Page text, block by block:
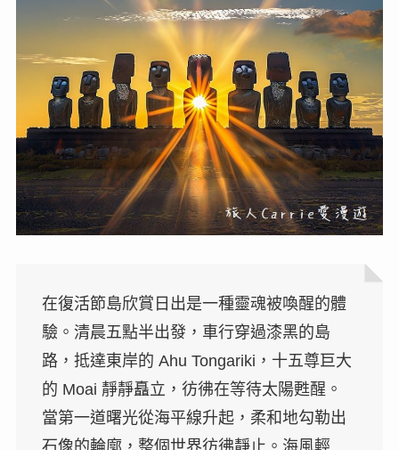
在復活節島欣賞日出是一種靈魂被喚醒的體
驗。清晨五點半出發，車行穿過漆黑的島
路，抵達東岸的 Ahu Tongariki，十五尊巨大
的 Moai 靜靜矗立，彷彿在等待太陽甦醒。
當第一道曙光從海平線升起，柔和地勾勒出